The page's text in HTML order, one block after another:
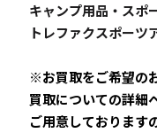
キャンプ用品・スポ
トレファクスポーツ
※お買取をご希望の
買取についての詳細
ご用意しております